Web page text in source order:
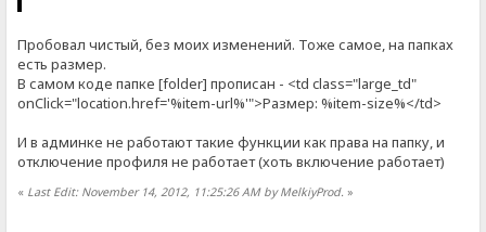
Пробовал чистый, без моих изменений. Тоже самое, на папках
есть размер.
В самом коде папке [folder] прописан - <td class="large_td"
onClick="location.href='%item-url%'">Размер: %item-size%</td>
И в админке не работают такие функции как права на папку, и
отключение профиля не работает (хоть включение работает)
« Last Edit: November 14, 2012, 11:25:26 AM by MelkiyProd. »